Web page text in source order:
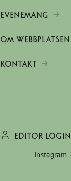
EVENEMANG
OM WEBBPLATSEN
KONTAKT
EDITOR LOGIN
Instagram